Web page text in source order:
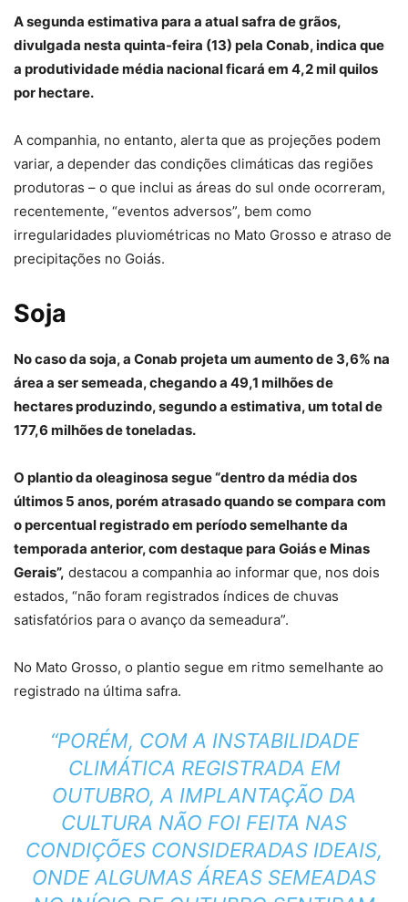
A segunda estimativa para a atual safra de grãos,
divulgada nesta quinta-feira (13) pela Conab, indica que
a produtividade média nacional ficará em 4,2 mil quilos
por hectare.
A companhia, no entanto, alerta que as projeções podem
variar, a depender das condições climáticas das regiões
produtoras – o que inclui as áreas do sul onde ocorreram,
recentemente, “eventos adversos”, bem como
irregularidades pluviométricas no Mato Grosso e atraso de
precipitações no Goiás.
Soja
No caso da soja, a Conab projeta um aumento de 3,6% na
área a ser semeada, chegando a 49,1 milhões de
hectares produzindo, segundo a estimativa, um total de
177,6 milhões de toneladas.
O plantio da oleaginosa segue “dentro da média dos
últimos 5 anos, porém atrasado quando se compara com
o percentual registrado em período semelhante da
temporada anterior, com destaque para Goiás e Minas
Gerais”, destacou a companhia ao informar que, nos dois
estados, “não foram registrados índices de chuvas
satisfatórios para o avanço da semeadura”.
No Mato Grosso, o plantio segue em ritmo semelhante ao
registrado na última safra.
“PORÉM, COM A INSTABILIDADE
CLIMÁTICA REGISTRADA EM
OUTUBRO, A IMPLANTAÇÃO DA
CULTURA NÃO FOI FEITA NAS
CONDIÇÕES CONSIDERADAS IDEAIS,
ONDE ALGUMAS ÁREAS SEMEADAS